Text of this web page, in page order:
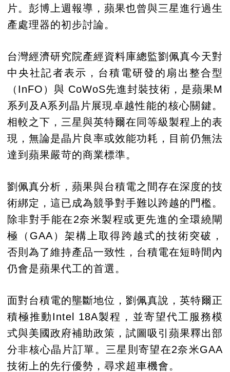
片。彭博上週報導，蘋果也曾與三星進行過生
產處理器的初步討論。
台灣經濟研究院產經資料庫總監劉佩真今天對
中央社記者表示，台積電研發的扇出整合型
（InFO）與 CoWoS先進封裝技術，是蘋果M
系列及A系列晶片展現卓越性能的核心關鍵。
相較之下，三星與英特爾在同等級製程上的表
現，無論是晶片良率或效能功耗，目前仍無法
達到蘋果嚴苛的商業標準。
劉佩真分析，蘋果與台積電之間存在深度的技
術綁定，這已成為競爭對手難以跨越的門檻。
除非對手能在2奈米製程或更先進的全環繞閘
極（GAA）架構上取得跨越式的技術突破，
否則為了維持產品一致性，台積電在短時間內
仍會是蘋果代工的首選。
面對台積電的壟斷地位，劉佩真說，英特爾正
積極推動Intel 18A製程，並寄望代工服務模
式與美國政府補助政策，試圖吸引蘋果釋出部
分非核心晶片訂單。三星則寄望在2奈米GAA
技術上的先行優勢，尋求超車機會。